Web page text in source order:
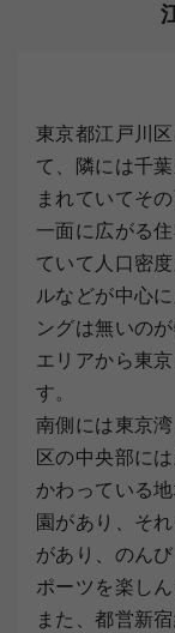
東京都江戸川
て、隣には千
まれていてそ
一面に広がる
ていて人口密
ルなどが中心
ングは無いの
エリアから東
す。
南側には東京
区の中央部に
かわっている
園があり、そ
があり、のん
ポーツを楽し
また、都営新